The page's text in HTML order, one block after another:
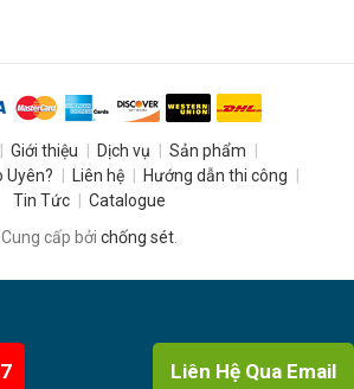
Giới thiệu Dịch vụ
Sản phẩm
Uyên?
Liên hệ
Hướng dẫn thi công
Tin Tức
Catalogue
Cung cấp bởi chống sét.
Liên Hệ Qua Email